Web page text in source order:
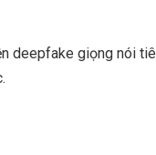
deepfake giọng nói